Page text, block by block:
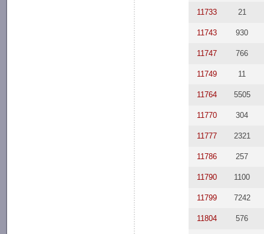
11733 21
11743 930
11747 766
11749 11
11764 5505
11770 304
11777 2321
11786 257
11790 1100
11799 7242
11804 576